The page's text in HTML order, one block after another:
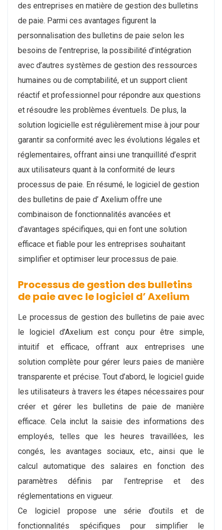
des entreprises en matière de gestion des bulletins
de paie. Parmi ces avantages figurent la
personnalisation des bulletins de paie selon les
besoins de l’entreprise, la possibilité d’intégration
avec d’autres systèmes de gestion des ressources
humaines ou de comptabilité, et un support client
réactif et professionnel pour répondre aux questions
et résoudre les problèmes éventuels. De plus, la
solution logicielle est régulièrement mise à jour pour
garantir sa conformité avec les évolutions légales et
réglementaires, offrant ainsi une tranquillité d’esprit
aux utilisateurs quant à la conformité de leurs
processus de paie. En résumé, le logiciel de gestion
des bulletins de paie d’ Axelium offre une
combinaison de fonctionnalités avancées et
d’avantages spécifiques, qui en font une solution
efficace et fiable pour les entreprises souhaitant
simplifier et optimiser leur processus de paie.
Processus de gestion des bulletins
de paie avec le logiciel d’ Axelium
Le processus de gestion des bulletins de paie avec
le logiciel d’Axelium est conçu pour être simple,
intuitif et efficace, offrant aux entreprises une
solution complète pour gérer leurs paies de manière
transparente et précise. Tout d’abord, le logiciel guide
les utilisateurs à travers les étapes nécessaires pour
créer et gérer les bulletins de paie de manière
efficace. Cela inclut la saisie des informations des
employés, telles que les heures travaillées, les
congés, les avantages sociaux, etc., ainsi que le
calcul automatique des salaires en fonction des
paramètres définis par l’entreprise et des
réglementations en vigueur.
Ce logiciel propose une série d’outils et de
fonctionnalités spécifiques pour simplifier le